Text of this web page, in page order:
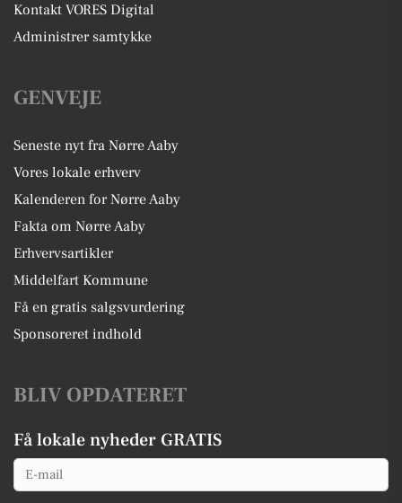
Kontakt VORES Digital
Administrer samtykke
GENVEJE
Seneste nyt fra Nørre Aaby
Vores lokale erhverv
Kalenderen for Nørre Aaby
Fakta om Nørre Aaby
Erhvervsartikler
Middelfart Kommune
Få en gratis salgsvurdering
Sponsoreret indhold
BLIV OPDATERET
Få lokale nyheder GRATIS
Email